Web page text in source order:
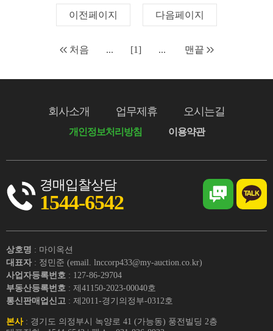
이전페이지 다음페이지
처음 ... [1] ... 맨끝
회사소개 업무제휴 오시는길
개인정보처리방침 이용약관
경매입찰상담
1544-6542
상호명 : 마이옥션
대표자 : 정민준 (email. lnccorp433@my-auction.co.kr)
사업자등록번호 : 127-86-29704
부동산등록번호 : 제41150-2023-00040호
통신판매업신고 : 제2011-경기의정부-0312호
본사: 경기도 의정부시 녹양로 41 (가능동) 풍전빌딩 2층